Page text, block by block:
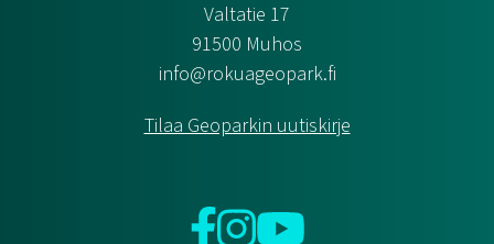
Valtatie 17
91500 Muhos
info@rokuageopark.fi
Tilaa Geoparkin uutiskirje
Facebook
InstagramYouTube